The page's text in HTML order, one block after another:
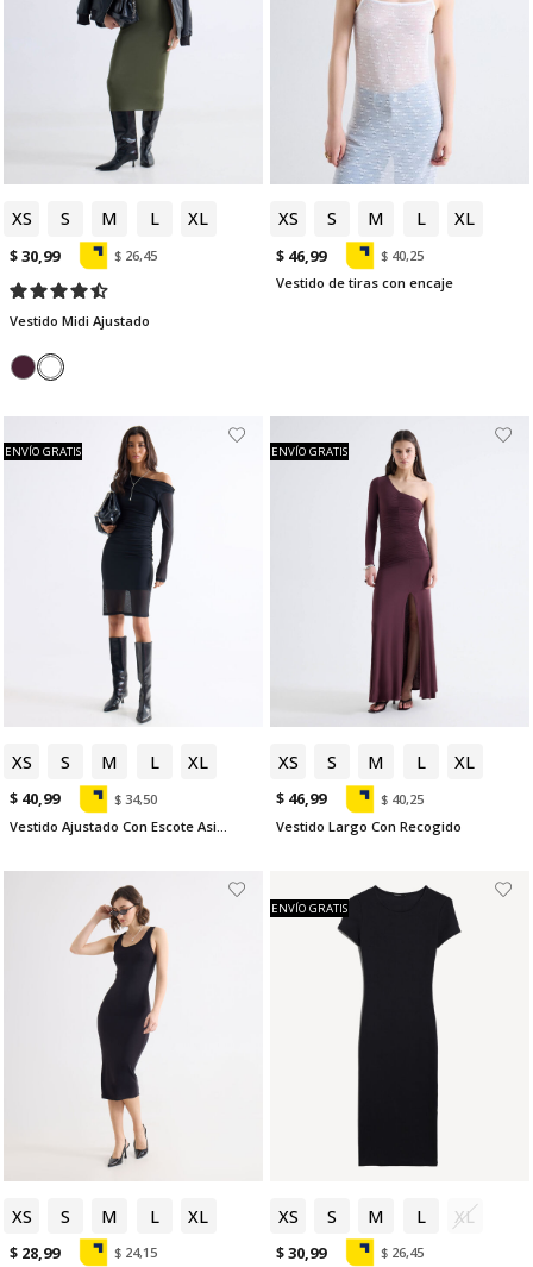
XS S M L XL
$ 30,99 $ 26,45
Vestido Midi Ajustado
XS S M L XL
$ 46,99
$ 40,25
Vestido de tiras con encaje
XS S M L XL
ENVÍO GRATIS
$ 40,99
$ 34,50
XS S M L XL
ENVÍO GRATIS
$ 46,99
$ 40,25
Vestido Largo Con Recogido
XS S M L XL
$ 28,99 $ 24,15
XS S M L XL
ENVÍO GRATIS
$ 30,99 $ 26,45